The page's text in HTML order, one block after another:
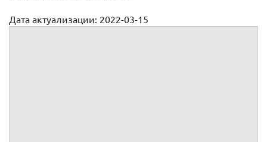
Дата актуализации: 2022-03-15